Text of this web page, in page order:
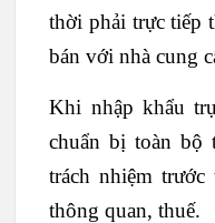
thời phải trực tiếp
bán với nhà cung
Khi nhập khẩu
chuẩn bị toàn bộ
trách nhiệm
thông quan, thuế.